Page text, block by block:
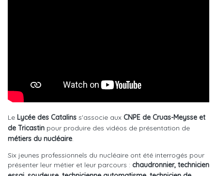
Le Lycée des Catalins s'associe aux CNPE de Cruas-Meysse et
de Tricastin pour produire des vidéos de présentation de
métiers du nucléaire
Six jeunes professionnels du nucléaire ont été interrogés pour
présenter leur métier et leur parcours : chaudronnier, technicien